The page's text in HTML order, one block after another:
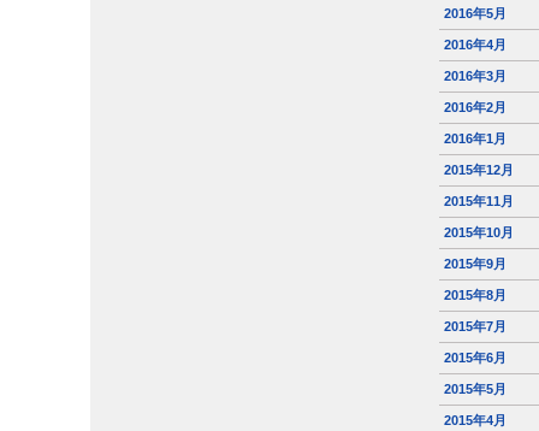
2016年5月
2016年4月
2016年3月
2016年2月
2016年1月
2015年12月
2015年11月
2015年10月
2015年9月
2015年8月
2015年7月
2015年6月
2015年5月
2015年4月